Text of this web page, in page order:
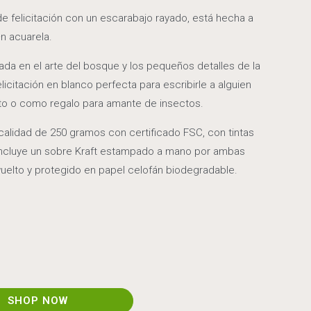
felicitación con un escarabajo rayado, está hecha a
acuarela.
en el arte del bosque y los pequeños detalles de la
en blanco perfecta para escribirle a alguien
o como regalo para amante de insectos.
de 250 gramos con certificado FSC, con tintas
un sobre Kraft estampado a mano por ambas
y protegido en papel celofán biodegradable.
SHOP NOW